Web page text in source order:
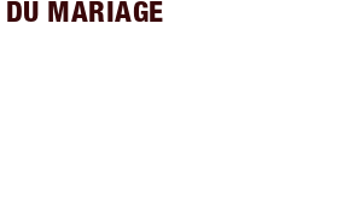
DU MARIAGE